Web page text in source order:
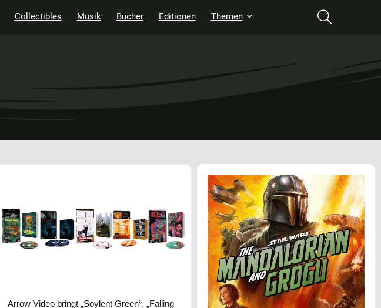
Collectibles Musik Bücher Editionen Themen
Arrow Video bringt „Soylent Green“, „Falling